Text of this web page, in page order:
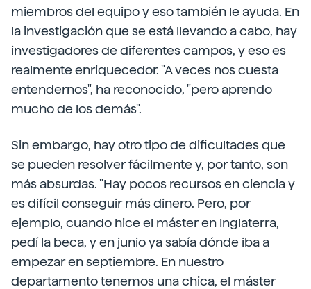
miembros del equipo y eso también le ayuda. En
la investigación que se está llevando a cabo, hay
investigadores de diferentes campos, y eso es
realmente enriquecedor. "A veces nos cuesta
entendernos", ha reconocido, "pero aprendo
mucho de los demás".
Sin embargo, hay otro tipo de dificultades que
se pueden resolver fácilmente y, por tanto, son
más absurdas. "Hay pocos recursos en ciencia y
es difícil conseguir más dinero. Pero, por
ejemplo, cuando hice el máster en Inglaterra,
pedí la beca, y en junio ya sabía dónde iba a
empezar en septiembre. En nuestro
departamento tenemos una chica, el máster